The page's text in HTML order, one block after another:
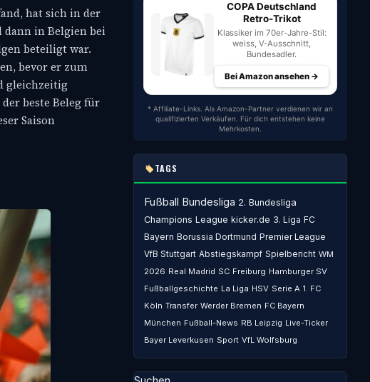
hat sich in der
dann in Belgien bei
beteiligt war.
bevor er zum
gleichzeitig
beste Beleg für
Saison
COPA Deutschland
Retro-Trikot
Klassiker im 70er-Jahre-Stil:
weiss, V-Ausschnitt,
Bundesadler.
Bei Amazon ansehen →
* Affiliate-Links. Als Amazon-Partner verdienen wir an
qualifizierten Verkäufen. Für dich entstehen keine
Mehrkosten.
TAGS
Fußball Bundesliga 2. Bundesliga
Champions League kicker.de 3. Liga FC
Bayern Borussia Dortmund Premier League
VfB Stuttgart Abstiegskampf Spielbericht WM
2026 Real Madrid SC Freiburg Hamburger SV
Fußballgeschichte La Liga HSV Serie A 1. FC
Köln Transfer Werder Bremen FC Bayern
München Fußball-News RB Leipzig Live-Ticker
Bayer Leverkusen Sport VfL Wolfsburg